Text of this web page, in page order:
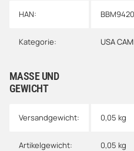
HAN:
Kategorie: USA
MASSE UND G
EWICHT
Versandgewicht: 0,05 kg
Artikelgewicht: 0,05 kg